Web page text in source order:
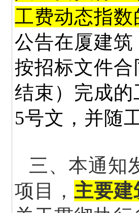
工费动态指数
公告在厦建
按招标文件
结束）完成
5号文，并随
三、本通知
项目， 主要建